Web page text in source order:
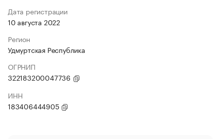
Дата регистрации
10 августа 2022
Регион
Удмуртская Республика
ОГРНИП
322183200047736
ИНН
183406444905